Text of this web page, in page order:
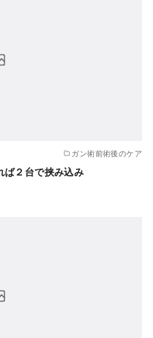
ガン術前術後のケア
ば２台で挟み込み